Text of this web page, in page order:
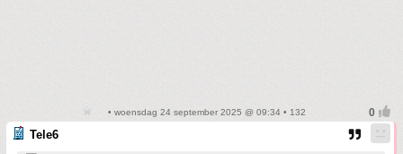
• woensdag 24 september 2025 @ 09:34 • 132
Tele6